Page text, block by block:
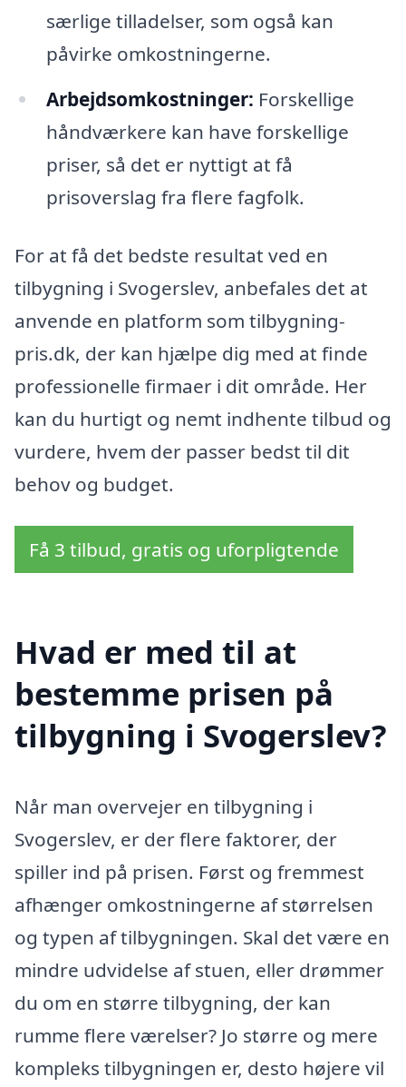
særlige tilladelser, som også kan
påvirke omkostningerne.
Arbejdsomkostninger: Forskellige
håndværkere kan have forskellige
priser, så det er nyttigt at få
prisoverslag fra flere fagfolk.
For at få det bedste resultat ved en
tilbygning i Svogerslev, anbefales det at
anvende en platform som tilbygning-
pris.dk, der kan hjælpe dig med at finde
professionelle firmaer i dit område. Her
kan du hurtigt og nemt indhente tilbud og
vurdere, hvem der passer bedst til dit
behov og budget.
Få 3 tilbud, gratis og uforpligtende
Hvad er med til at
bestemme prisen på
tilbygning i Svogerslev?
Når man overvejer en tilbygning i
Svogerslev, er der flere faktorer, der
spiller ind på prisen. Først og fremmest
afhænger omkostningerne af størrelsen
og typen af tilbygningen. Skal det være en
mindre udvidelse af stuen, eller drømmer
du om en større tilbygning, der kan
rumme flere værelser? Jo større og mere
kompleks tilbygningen er, desto højere vil